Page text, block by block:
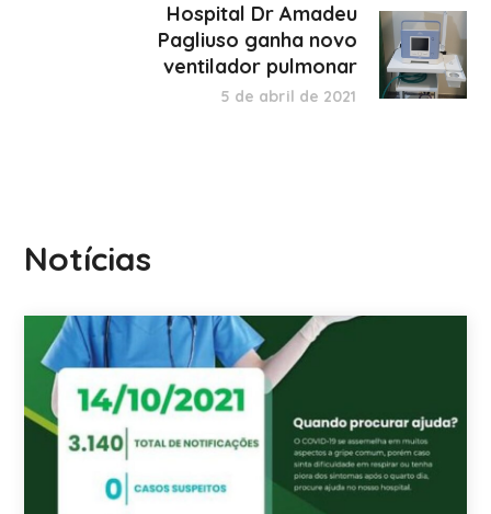
Hospital Dr Amadeu
Pagliuso ganha novo
ventilador pulmonar
5 de abril de 2021
Notícias